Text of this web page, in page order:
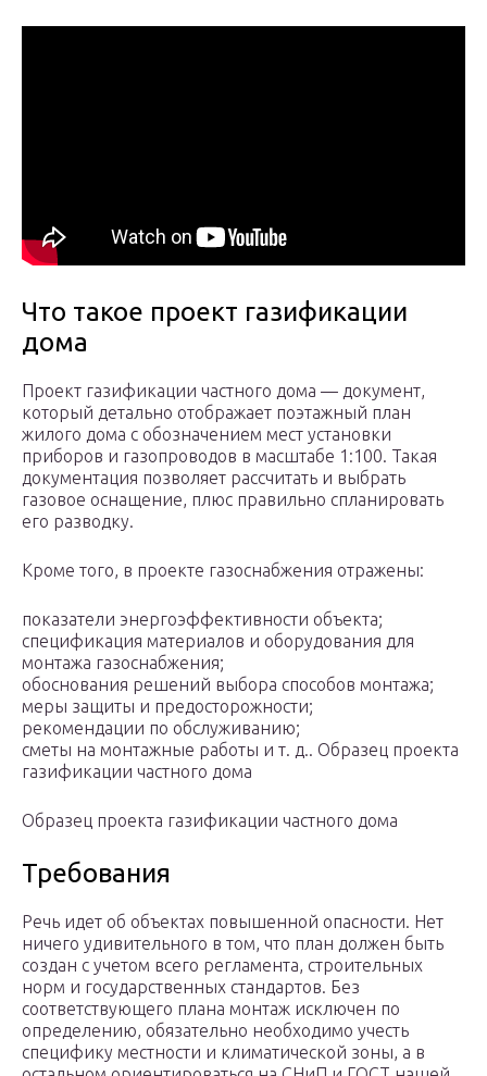
Что такое проект газификации
дома
Проект газификации частного дома — документ,
который детально отображает поэтажный план
жилого дома с обозначением мест установки
приборов и газопроводов в масштабе 1:100. Такая
документация позволяет рассчитать и выбрать
газовое оснащение, плюс правильно спланировать
его разводку.
Кроме того, в проекте газоснабжения отражены:
показатели энергоэффективности объекта;
спецификация материалов и оборудования для
монтажа газоснабжения;
обоснования решений выбора способов монтажа;
меры защиты и предосторожности;
рекомендации по обслуживанию;
сметы на монтажные работы и т. д.. Образец проекта
газификации частного дома
Образец проекта газификации частного дома
Требования
Речь идет об объектах повышенной опасности. Нет
ничего удивительного в том, что план должен быть
создан с учетом всего регламента, строительных
норм и государственных стандартов. Без
соответствующего плана монтаж исключен по
определению, обязательно необходимо учесть
специфику местности и климатической зоны, а в